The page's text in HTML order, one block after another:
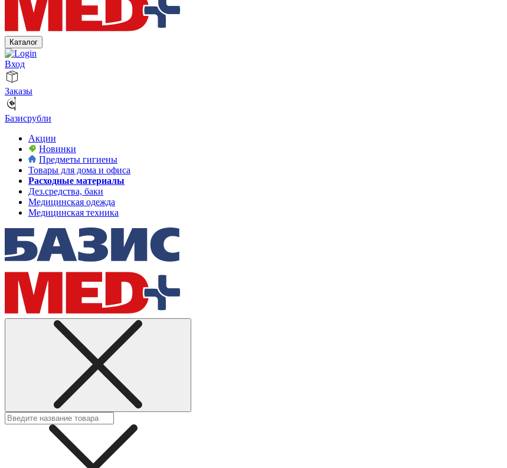
Каталог
Вход
Заказы
Базисрубли
Акции
Новинки
Предметы гигиены
Товары для дома и офиса
Расходные материалы
Дез.средства, баки
Медицинская одежда
Медицинская техника